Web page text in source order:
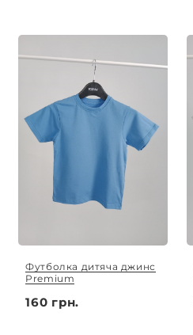
Футболка дитяча джинс
Premium
160 грн.